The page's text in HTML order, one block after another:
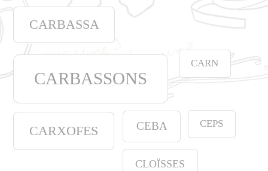
CARBASSA
CARBASSONS
CARN
CARXOFES CEBA CEPS
CLOÏSSES